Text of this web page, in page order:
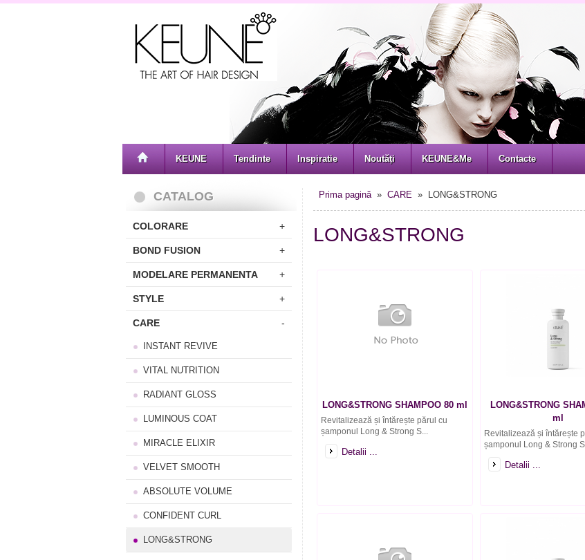
KEUNE Tendinte Inspiratie Noutăți KEUNE&Me Contacte
CATALOG
COLORARE +
BOND FUSION +
MODELARE PERMANENTA +
STYLE +
CARE -
INSTANT REVIVE
VITAL NUTRITION
RADIANT GLOSS
LUMINOUS COAT
MIRACLE ELIXIR
VELVET SMOOTH
ABSOLUTE VOLUME
CONFIDENT CURL
LONG&STRONG
Prima pagină» CARE » LONG&STRONG
LONG&STRONG
LONG&STRONG SHAMPOO 80 ml
Revitalizează și întărește părul cu
șamponul Long & Strong S...
Detalii ...
LONG&STRONG
ml
Revitalizează și întărește
șamponul Long & Strong
Detalii ...